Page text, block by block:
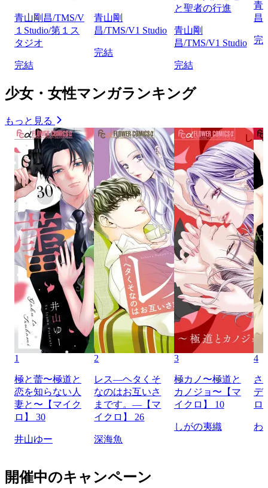
青山剛昌/TMS/V
１Studio/第１ス
タジオ
完結
青山剛
昌/TMS/V1 Studio
完結
と聖者の行進
青山剛
昌/TMS/V1 Studio
完結
青
昌
完
少女・女性マンガランキング
もっと見る
1
極と蕾〜極道と
恋を知らない人
妻と〜【マイク
ロ】 30
井山ゆー
2
レス―ヘタくそ
なのはお互いさ
まです。―【マ
イクロ】 26
深海魚
3
極カノ〜極道と
カノジョ〜【マ
イクロ】 10
しがの夷織
4
さ
デ
ロ
わ
開催中のキャンペーン